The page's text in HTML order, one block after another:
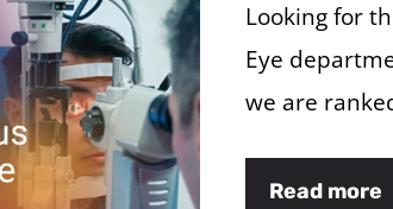
Looking for
Eye
we are
Read more